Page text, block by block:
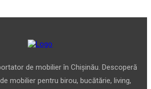
de mobilier în Chișinău. Descoperă
mobilier pentru birou, bucătărie, living,